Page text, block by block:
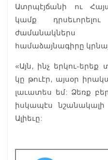
Ատրպէյճանի ու
կամք
համաձայնագիրը
«Այն, ինչ երկու-
կը թուէր, այսօր
լաւատես եմ: Ձեռք
իսկապէս նշանակալի
Ալիեւը: